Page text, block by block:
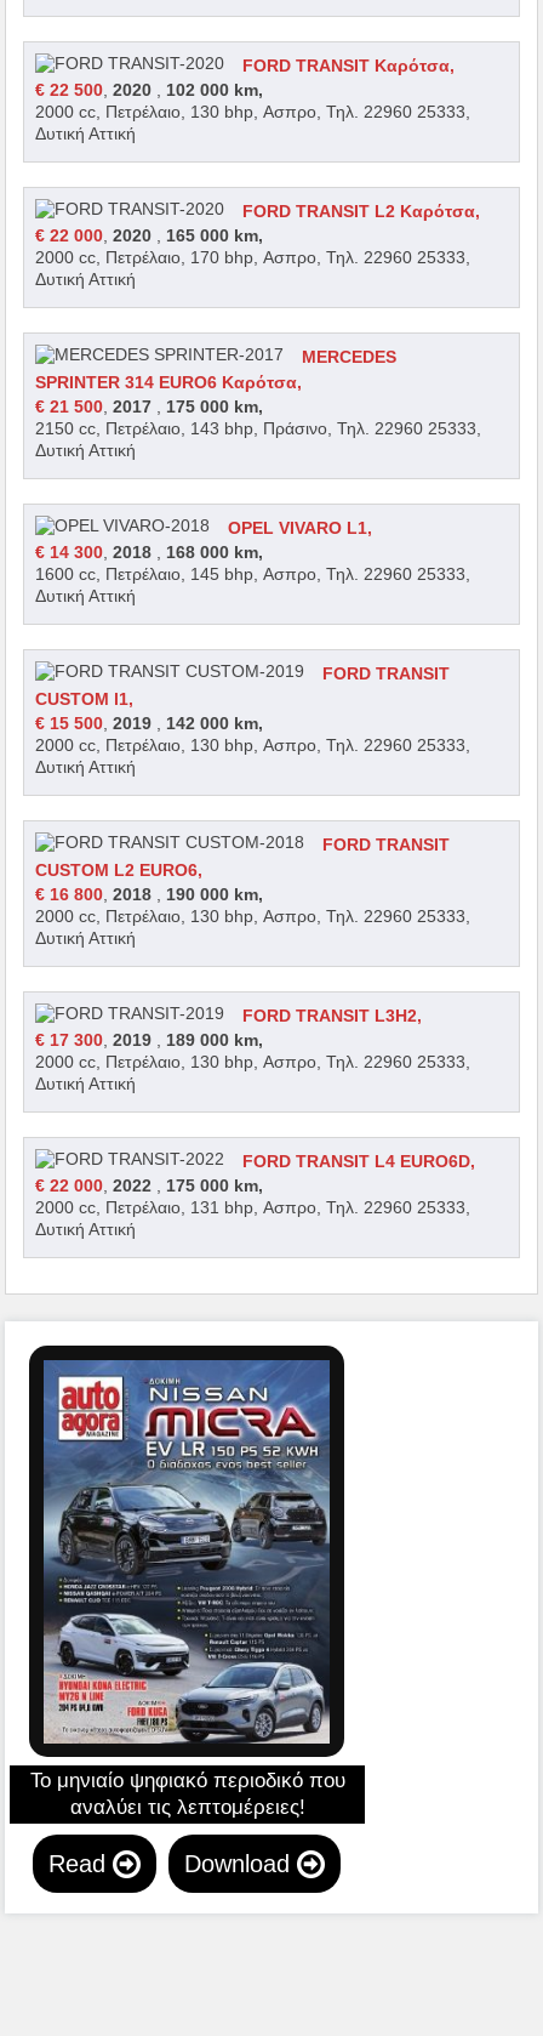
FORD TRANSIT Καρότσα,
€ 22 500,2020 , 102 000 km,
2000 cc, Πετρέλαιο, 130 bhp, Ασπρο, Τηλ. 22960 25333,
Δυτική Αττική
FORD TRANSIT L2 Καρότσα,
€ 22 000,2020 , 165 000 km,
2000 cc, Πετρέλαιο, 170 bhp, Ασπρο, Τηλ. 22960 25333,
Δυτική Αττική
MERCEDES
SPRINTER 314 EURO6 Καρότσα,
€ 21 500,2017 , 175 000 km,
2150 cc, Πετρέλαιο, 143 bhp, Πράσινο, Τηλ. 22960 25333,
Δυτική Αττική
OPEL VIVARO L1,
€ 14 300,2018 , 168 000 km,
1600 cc, Πετρέλαιο, 145 bhp, Ασπρο, Τηλ. 22960 25333,
Δυτική Αττική
FORD TRANSIT
CUSTOM l1,
€ 15 500,2019 , 142 000 km,
2000 cc, Πετρέλαιο, 130 bhp, Ασπρο, Τηλ. 22960 25333,
Δυτική Αττική
FORD TRANSIT
CUSTOM L2 EURO6,
€ 16 800,2018 , 190 000 km,
2000 cc, Πετρέλαιο, 130 bhp, Ασπρο, Τηλ. 22960 25333,
Δυτική Αττική
FORD TRANSIT L3H2,
€ 17 300,2019 , 189 000 km,
2000 cc, Πετρέλαιο, 130 bhp, Ασπρο, Τηλ. 22960 25333,
Δυτική Αττική
FORD TRANSIT L4 EURO6D,
€ 22 000,2022 , 175 000 km,
2000 cc, Πετρέλαιο, 131 bhp, Ασπρο, Τηλ. 22960 25333,
Δυτική Αττική
Το μηνιαίο ψηφιακό περιοδικό που
αναλύει τις λεπτομέρειες!
Read Download